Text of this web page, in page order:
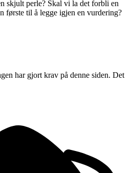
skjult perle? Skal vi la det forbli en
første til å legge igjen en vurdering?
har gjort krav på denne siden. Det